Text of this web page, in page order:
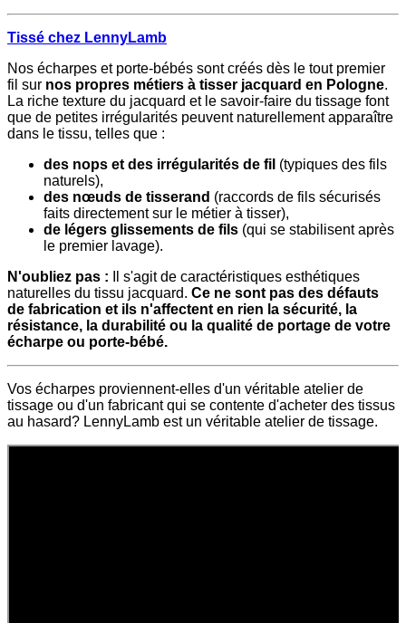
Tissé chez LennyLamb
Nos écharpes et porte-bébés sont créés dès le tout premier
fil sur nos propres métiers à tisser jacquard en Pologne.
La riche texture du jacquard et le savoir-faire du tissage font
que de petites irrégularités peuvent naturellement apparaître
dans le tissu, telles que :
des nops et des irrégularités de fil (typiques des fils
naturels),
des nœuds de tisserand (raccords de fils sécurisés
faits directement sur le métier à tisser),
de légers glissements de fils (qui se stabilisent après
le premier lavage).
N'oubliez pas : Il s'agit de caractéristiques esthétiques
naturelles du tissu jacquard. Ce ne sont pas des défauts
de fabrication et ils n'affectent en rien la sécurité, la
résistance, la durabilité ou la qualité de portage de votre
écharpe ou porte-bébé.
Vos écharpes proviennent-elles d'un véritable atelier de
tissage ou d'un fabricant qui se contente d'acheter des tissus
au hasard? LennyLamb est un véritable atelier de tissage.